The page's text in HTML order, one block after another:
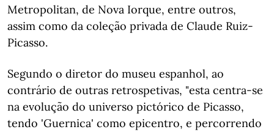
Metropolitan, de Nova Iorque, entre outros,
assim como da coleção privada de Claude Ruiz-
Picasso.
Segundo o diretor do museu espanhol, ao
contrário de outras retrospetivas, "esta centra-se
na evolução do universo pictórico de Picasso,
tendo 'Guernica' como epicentro, e percorrendo